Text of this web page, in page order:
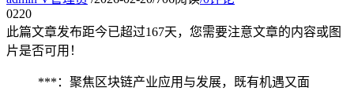
0220
此篇文章发布距今已超过167天，您需要注意文章的内容或图
片是否可用！
***：聚焦区块链产业应用与发展，既有机遇又面